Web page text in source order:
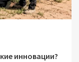
инновации?